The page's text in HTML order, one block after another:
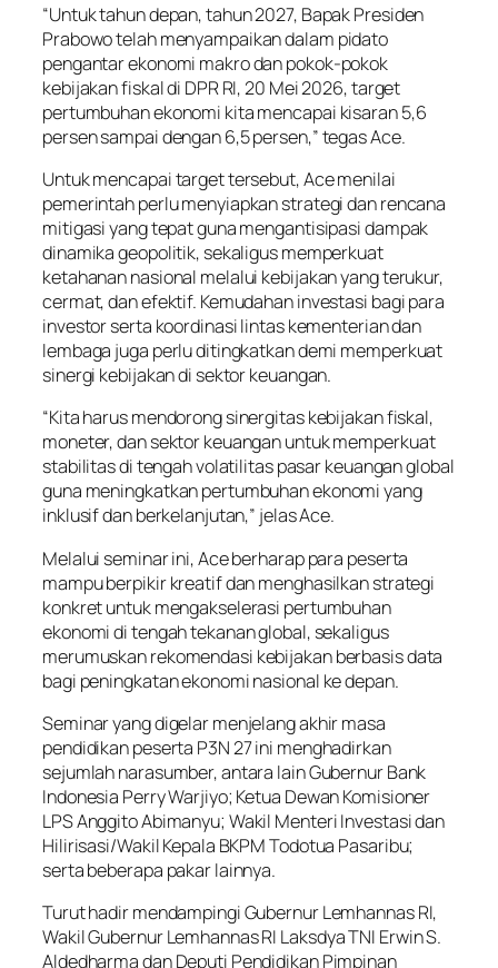
“Untuk tahun depan, tahun 2027, Bapak Presiden
Prabowo telah menyampaikan dalam pidato
pengantar ekonomi makro dan pokok-pokok
kebijakan fiskal di DPR RI, 20 Mei 2026, target
pertumbuhan ekonomi kita mencapai kisaran 5,6
persen sampai dengan 6,5 persen,” tegas Ace.
Untuk mencapai target tersebut, Ace menilai
pemerintah perlu menyiapkan strategi dan rencana
mitigasi yang tepat guna mengantisipasi dampak
dinamika geopolitik, sekaligus memperkuat
ketahanan nasional melalui kebijakan yang terukur,
cermat, dan efektif. Kemudahan investasi bagi para
investor serta koordinasi lintas kementerian dan
lembaga juga perlu ditingkatkan demi memperkuat
sinergi kebijakan di sektor keuangan.
“Kita harus mendorong sinergitas kebijakan fiskal,
moneter, dan sektor keuangan untuk memperkuat
stabilitas di tengah volatilitas pasar keuangan global
guna meningkatkan pertumbuhan ekonomi yang
inklusif dan berkelanjutan,” jelas Ace.
Melalui seminar ini, Ace berharap para peserta
mampu berpikir kreatif dan menghasilkan strategi
konkret untuk mengakselerasi pertumbuhan
ekonomi di tengah tekanan global, sekaligus
merumuskan rekomendasi kebijakan berbasis data
bagi peningkatan ekonomi nasional ke depan.
Seminar yang digelar menjelang akhir masa
pendidikan peserta P3N 27 ini menghadirkan
sejumlah narasumber, antara lain Gubernur Bank
Indonesia Perry Warjiyo; Ketua Dewan Komisioner
LPS Anggito Abimanyu; Wakil Menteri Investasi dan
Hilirisasi/Wakil Kepala BKPM Todotua Pasaribu;
serta beberapa pakar lainnya.
Turut hadir mendampingi Gubernur Lemhannas RI,
Wakil Gubernur Lemhannas RI Laksdya TNI Erwin S.
Aldedharma dan Deputi Pendidikan Pimpinan